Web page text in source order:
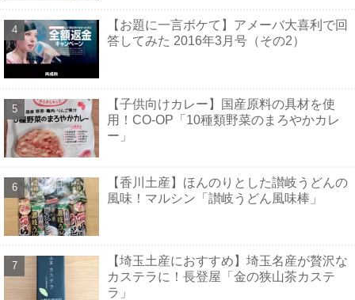
【お題に一言ボケて】アメーバ大喜利で回
答してみた 2016年3月号（その2）
【子供向けカレー】国産原料の具材を使
用！CO-OP「10種類野菜のまろやかカレ
ー」
【香川土産】ほんのりとした讃岐うどんの
風味！マルシン「讃岐うどん風味棒」
【埼玉土産におすすめ】埼玉名産が贅沢な
カステラに！長登屋「金の狭山茶カステ
ラ」